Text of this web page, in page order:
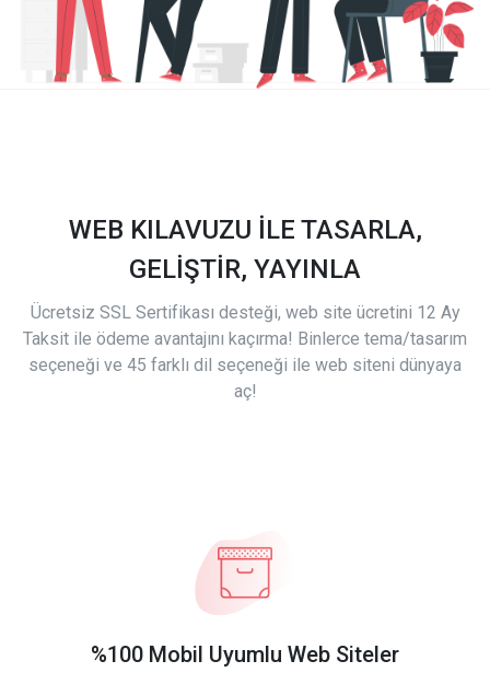
WEB KILAVUZU İLE TASARLA,
GELİŞTİR, YAYINLA
Ücretsiz SSL Sertifikası desteği, web site ücretini 12 Ay
Taksit ile ödeme avantajını kaçırma! Binlerce tema/tasarım
seçeneği ve 45 farklı dil seçeneği ile web siteni dünyaya
aç!
%100 Mobil Uyumlu Web Siteler